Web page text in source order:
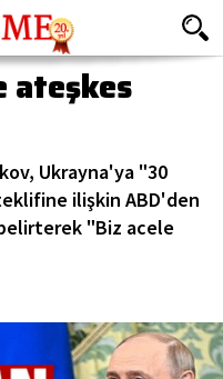
ateşkes
Ukrayna'ya "30
ilişkin ABD'den
"Biz acele